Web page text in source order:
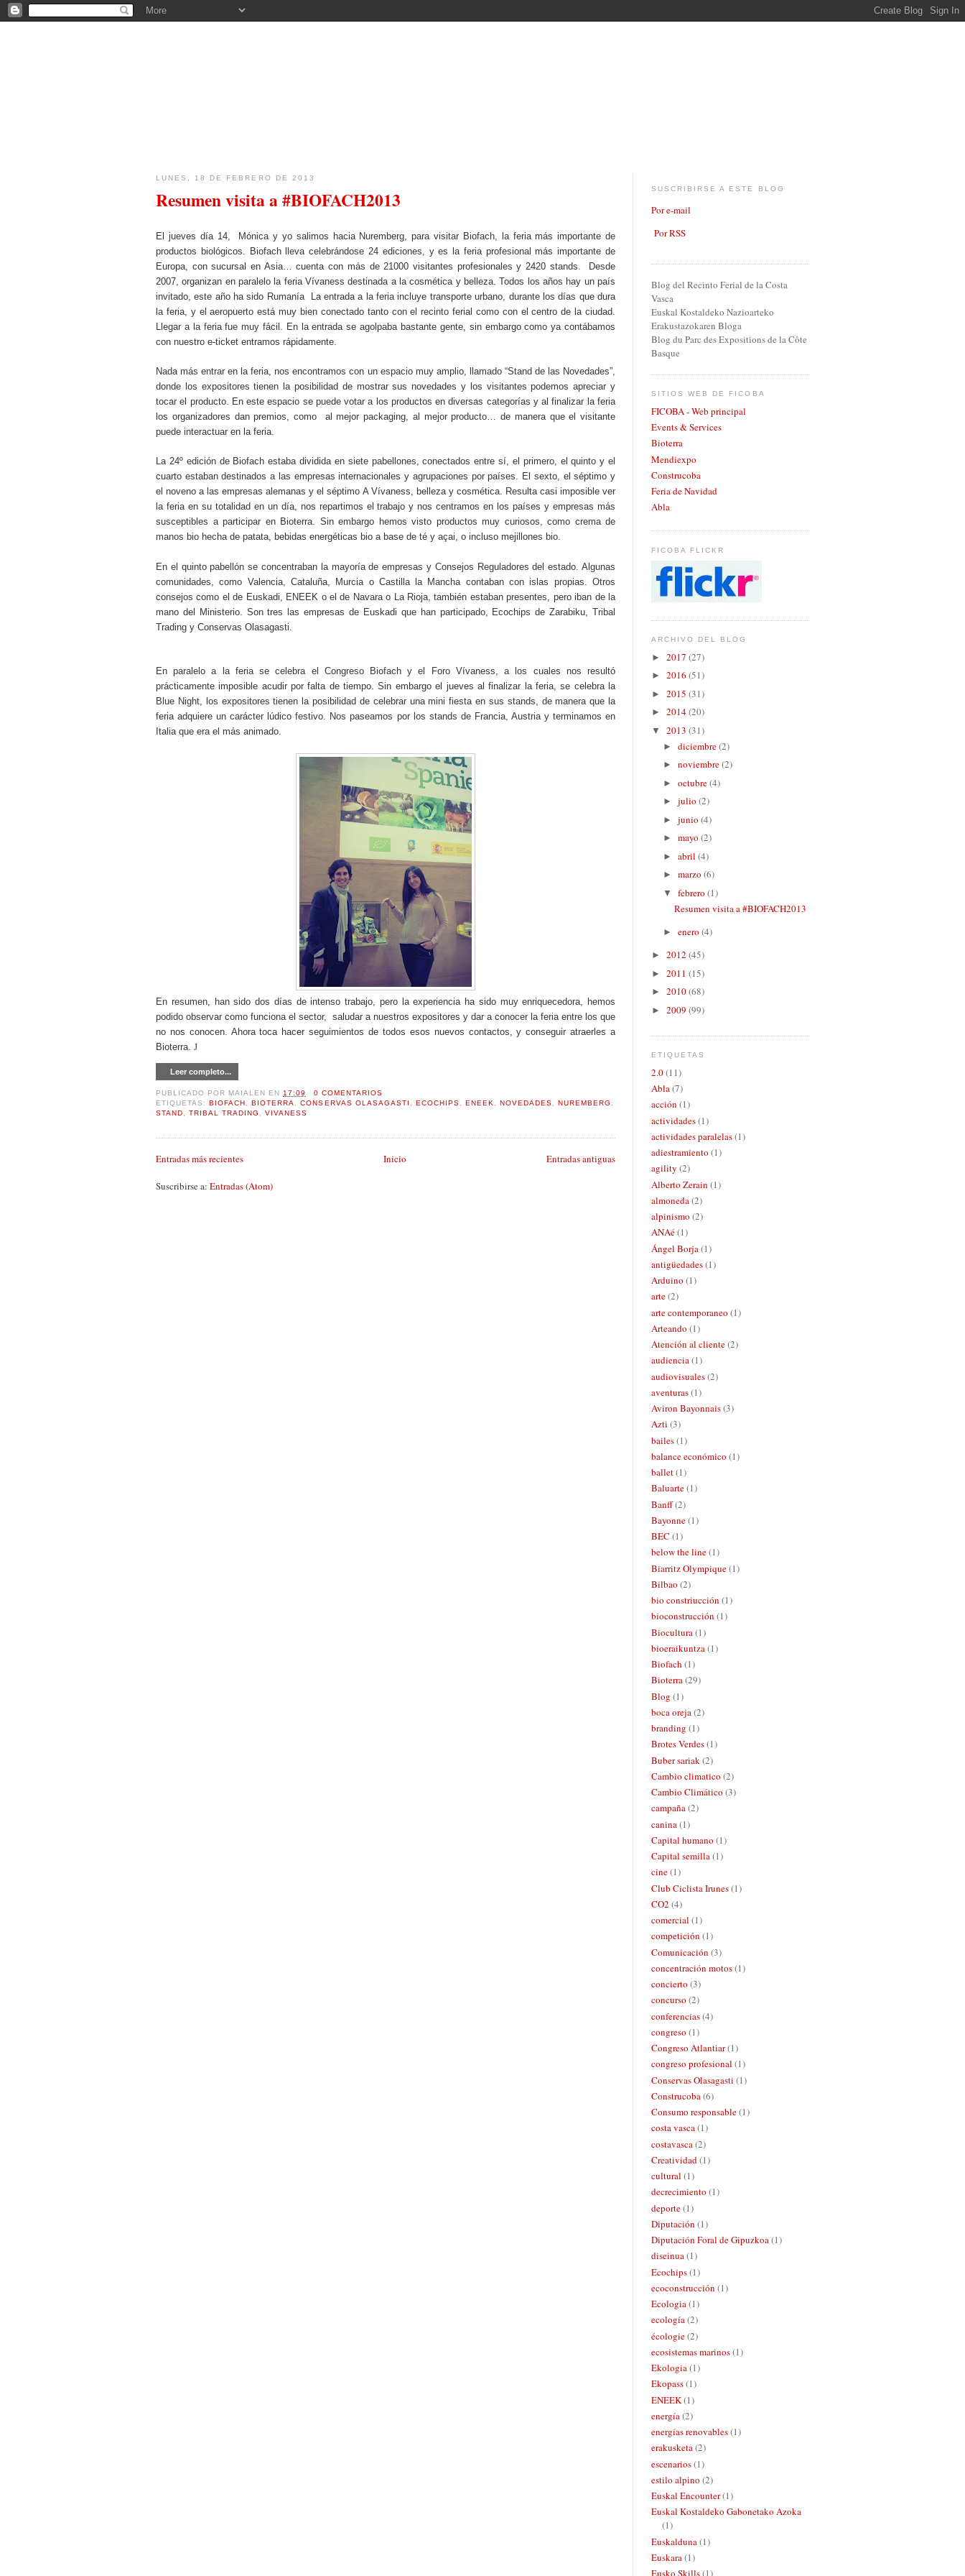
LUNES, 18 DE FEBRERO DE 2013
Resumen visita a #BIOFACH2013
El jueves día 14, Mónica y yo salimos hacia Nuremberg, para visitar Biofach, la feria más importante de
productos biológicos. Biofach lleva celebrándose 24 ediciones, y es la feria profesional más importante de
Europa, con sucursal en Asia… cuenta con más de 21000 visitantes profesionales y 2420 stands. Desde
2007, organizan en paralelo la feria Vívaness destinada a la cosmética y belleza. Todos los años hay un país
invitado, este año ha sido Rumanía La entrada a la feria incluye transporte urbano, durante los días que dura
la feria, y el aeropuerto está muy bien conectado tanto con el recinto ferial como con el centro de la ciudad.
Llegar a la feria fue muy fácil. En la entrada se agolpaba bastante gente, sin embargo como ya contábamos
con nuestro e-ticket entramos rápidamente.
Nada más entrar en la feria, nos encontramos con un espacio muy amplio, llamado “Stand de las Novedades”,
donde los expositores tienen la posibilidad de mostrar sus novedades y los visitantes podemos apreciar y
tocar el producto. En este espacio se puede votar a los productos en diversas categorías y al finalizar la feria
los organizadores dan premios, como al mejor packaging, al mejor producto… de manera que el visitante
puede interactuar en la feria.
La 24º edición de Biofach estaba dividida en siete pabellones, conectados entre sí, el primero, el quinto y el
cuarto estaban destinados a las empresas internacionales y agrupaciones por países. El sexto, el séptimo y
el noveno a las empresas alemanas y el séptimo A Vívaness, belleza y cosmética. Resulta casi imposible ver
la feria en su totalidad en un día, nos repartimos el trabajo y nos centramos en los países y empresas más
susceptibles a participar en Bioterra. Sin embargo hemos visto productos muy curiosos, como crema de
manos bio hecha de patata, bebidas energéticas bio a base de té y açai, o incluso mejillones bio.
En el quinto pabellón se concentraban la mayoría de empresas y Consejos Reguladores del estado. Algunas
comunidades, como Valencia, Cataluña, Murcia o Castillala Mancha contaban con islas propias. Otros
consejos como el de Euskadi, ENEEK o el de Navara o La Rioja , también estaban presentes, pero iban de la
mano del Ministerio. Son tres las empresas de Euskadi que han participado, Ecochips de Zarabiku, Tribal
Trading y Conservas Olasagasti.
En paralelo a la feria se celebra el Congreso Biofach y el Foro Vívaness, a los cuales nos resultó
prácticamente imposible acudir por falta de tiempo. Sin embargo el jueves al finalizar la feria, se celebra la
Blue Night, los expositores tienen la posibilidad de celebrar una mini fiesta en sus stands, de manera que la
feria adquiere un carácter lúdico festivo. Nos paseamos por los stands de Francia, Austria y terminamos en
Italia que era el más animado.
En resumen, han sido dos días de intenso trabajo, pero la experiencia ha sido muy enriquecedora, hemos
podido observar como funciona el sector, saludar a nuestros expositores y dar a conocer la feria entre los que
no nos conocen. Ahora toca hacer seguimientos de todos esos nuevos contactos, y conseguir atraerles a
Bioterra. J
Leer completo...
PUBLICADO POR MAIALEN EN 17:09
0 COMENTARIOS
ETIQUETAS:BIOFACH ,BIOTERRA ,CONSERVAS OLASAGASTI ECOCHIPS ENEEK ,NOVEDADES ,NUREMBERG
STAND ,TRIBAL TRADING ,VIVANESS
Entradas más recientes Entradas antiguas
Inicio
Suscribirse a: Entradas (Atom)
SUSCRIBIRSE A ESTE BLOG
Por e-mail
Por RSS
Blog del Recinto Ferial de la Costa
Vasca
Euskal Kostaldeko Nazioarteko
Erakustazokaren Bloga
Blog du Parc des Expositions de la Côte
Basque
SITIOS WEB DE FICOBA
FICOBA - Web principal
Events & Services
Bioterra
Mendiexpo
Construcoba
Feria de Navidad
Abla
FICOBA FLICKR
ARCHIVO DEL BLOG
► 2017 (27)
► 2016 (51)
► 2015 (31)
► 2014(20)
▼ 2013 (31)
► diciembre(2)
► noviembre(2)
► octubre(4)
► julio (2)
► junio (4)
► mayo (2)
► abril (4)
► marzo (6)
▼ febrero (1)
Resumen visita a #BIOFACH2013
► enero (4)
► 2012 (45)
► 2011 (15)
► 2010(68)
► 2009 (99)
ETIQUETAS
2.0(11)
Abla(7)
acción (1)
actividades(1)
actividades paralelas(1)
adiestramiento (1)
agility (2)
Alberto Zerain (1)
almoneda(2)
alpinismo (2)
ANAé(1)
Ángel Borja (1)
antigüedades(1)
Arduino (1)
arte(2)
arte contemporaneo (1)
Arteando (1)
Atención al cliente(2)
audiencia(1)
audiovisuales(2)
aventuras(1)
Aviron Bayonnais(3)
Azti (3)
bailes(1)
balance económico (1)
ballet(1)
Baluarte(1)
Banff(2)
Bayonne(1)
BEC (1)
below the line(1)
Biarritz Olympique(1)
Bilbao (2)
bio constriucción (1)
bioconstrucción (1)
Biocultura (1)
bioeraikuntza(1)
Biofach (1)
Bioterra(29)
Blog (1)
boca oreja(2)
branding (1)
Brotes Verdes(1)
Buber sariak (2)
Cambio climatico (2)
Cambio Climático (3)
campaña(2)
canina (1)
Capital humano (1)
Capital semilla(1)
cine(1)
Club Ciclista Irunes(1)
CO2 (4)
comercial (1)
competición (1)
Comunicación (3)
concentración motos(1)
concierto (3)
concurso (2)
conferencias(4)
congreso (1)
Congreso Atlantiar(1)
congreso profesional (1)
Conservas Olasagasti (1)
Construcoba(6)
Consumo responsable(1)
costa vasca(1)
costavasca (2)
Creatividad(1)
cultural (1)
decrecimiento (1)
deporte(1)
Diputación (1)
Diputación Foral de Gipuzkoa(1)
diseinua(1)
Ecochips(1)
ecoconstrucción (1)
Ecologia(1)
ecología(2)
écologie(2)
ecosistemas marinos(1)
Ekologia(1)
Ekopass(1)
ENEEK(1)
energía(2)
energías renovables(1)
erakusketa(2)
escenarios(1)
estilo alpino (2)
Euskal Encounter(1)
Euskal Kostaldeko Gabonetako Azoka
(1)
Euskalduna (1)
Euskara(1)
Eusko Skills(1)